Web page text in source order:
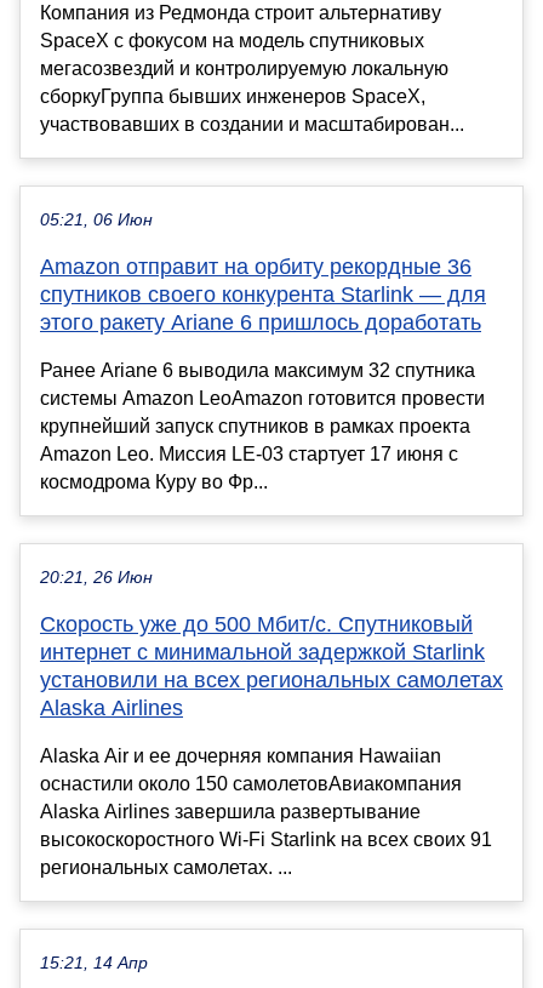
Компания из Редмонда строит альтернативу
SpaceX с фокусом на модель спутниковых
мегасозвездий и контролируемую локальную
сборкуГруппа бывших инженеров SpaceX,
участвовавших в создании и масштабирован...
05:21, 06 Июн
Amazon отправит на орбиту рекордные 36
спутников своего конкурента Starlink — для
этого ракету Ariane 6 пришлось доработать
Ранее Ariane 6 выводила максимум 32 спутника
системы Amazon LeoAmazon готовится провести
крупнейший запуск спутников в рамках проекта
Amazon Leo. Миссия LE-03 стартует 17 июня с
космодрома Куру во Фр...
20:21, 26 Июн
Скорость уже до 500 Мбит/с. Спутниковый
интернет с минимальной задержкой Starlink
установили на всех региональных самолетах
Alaska Airlines
Alaska Air и ее дочерняя компания Hawaiian
оснастили около 150 самолетовАвиакомпания
Alaska Airlines завершила развертывание
высокоскоростного Wi-Fi Starlink на всех своих 91
региональных самолетах. ...
15:21, 14 Апр